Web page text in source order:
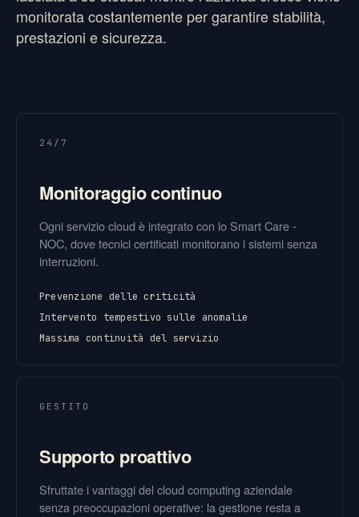
monitorata costantemente per garantire stabilità,
prestazioni e sicurezza.
24/7
Monitoraggio continuo
Ogni servizio cloud è integrato con lo Smart Care -
NOC, dove tecnici certificati monitorano i sistemi senza
interruzioni.
Prevenzione delle criticità
Intervento tempestivo sulle anomalie
Massima continuità del servizio
GESTITO
Supporto proattivo
Sfruttate i vantaggi del cloud computing aziendale
senza preoccupazioni operative: la gestione resta a